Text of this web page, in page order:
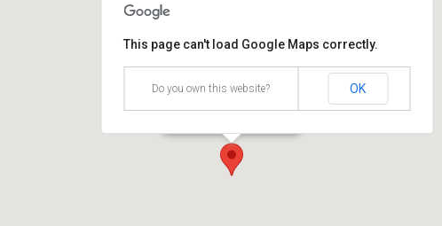
Hotel Dann
This page can't load Google Maps correctly.
Do you own this website? OK